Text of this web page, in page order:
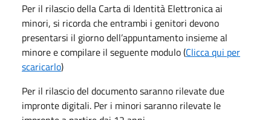
Per il rilascio della Carta di Identità Elettronica ai
minori, si ricorda che entrambi i genitori devono
presentarsi il giorno dell’appuntamento insieme al
minore e compilare il seguente modulo (Clicca qui per
scaricarlo)
Per il rilascio del documento saranno rilevate due
impronte digitali. Per i minori saranno rilevate le